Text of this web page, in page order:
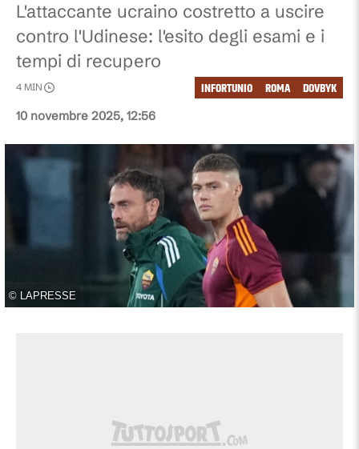
L'attaccante ucraino costretto a uscire
contro l'Udinese: l'esito degli esami e i
tempi di recupero
10 novembre 2025, 12:56
4 MIN DOVBYK
ROMA
INFORTUNIO
© LAPRESSE